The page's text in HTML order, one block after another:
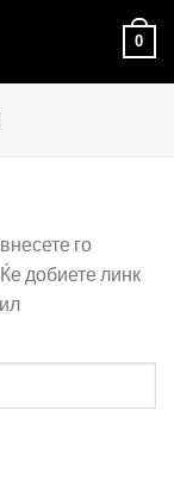
0
го
добиете линк